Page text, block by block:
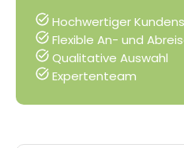
Hochwertiger
Flexible An- und
Qualitative Auswahl
Expertenteam